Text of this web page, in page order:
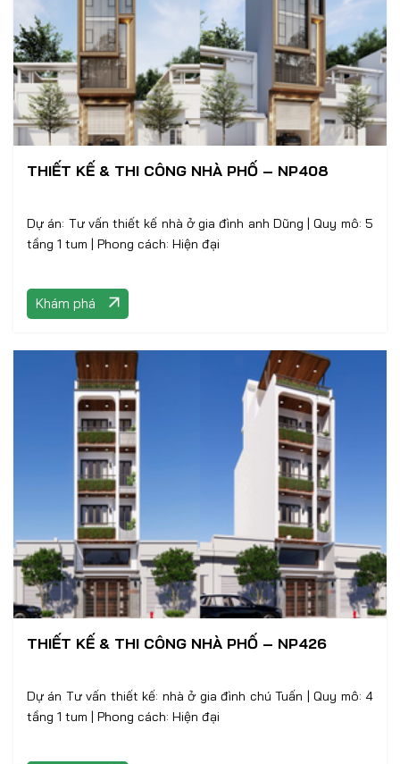
THIẾT KẾ & THI CÔNG NHÀ PHỐ – NP408
Dự án: Tư vấn thiết kế nhà ở gia đình anh Dũng | Quy mô: 5
tầng 1 tum | Phong cách: Hiện đại
Khám phá
THIẾT KẾ & THI CÔNG NHÀ PHỐ – NP426
Dự án Tư vấn thiết kế: nhà ở gia đình chú Tuấn | Quy mô: 4
tầng 1 tum | Phong cách: Hiện đại